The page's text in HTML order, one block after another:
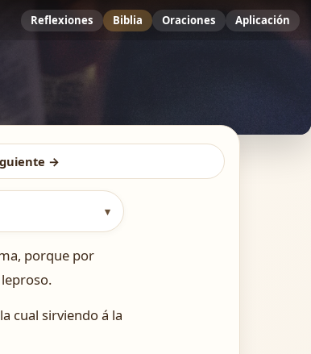
Reflexiones Biblia Oraciones Aplicación
→
▾
porque por
cual sirviendo á la